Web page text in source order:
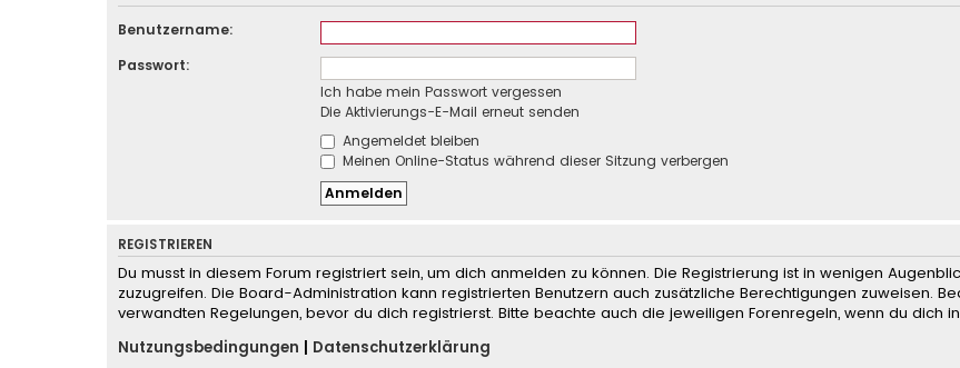
Benutzername:
Passwort:
Ich habe mein Passwort vergessen
Die Aktivierungs-E-Mail erneut senden
Angemeldet bleiben
Meinen Online-Status während dieser Sitzung verbergen
REGISTRIEREN
Du musst in diesem Forum registriert sein, um dich anmelden zu können. Die Registrierung ist in wenigen
zuzugreifen. Die Board-Administration kann registrierten Benutzern auch zusätzliche Berechtigungen zuweisen.
verwandten Regelungen, bevor du dich registrierst. Bitte beachte auch die jeweiligen Forenregeln, wenn du dich
Nutzungsbedingungen | Datenschutzerklärung